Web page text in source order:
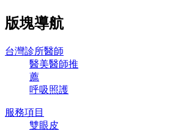
版塊導航
台灣診所醫師
醫美醫師推
薦
呼吸照護
服務項目
雙眼皮